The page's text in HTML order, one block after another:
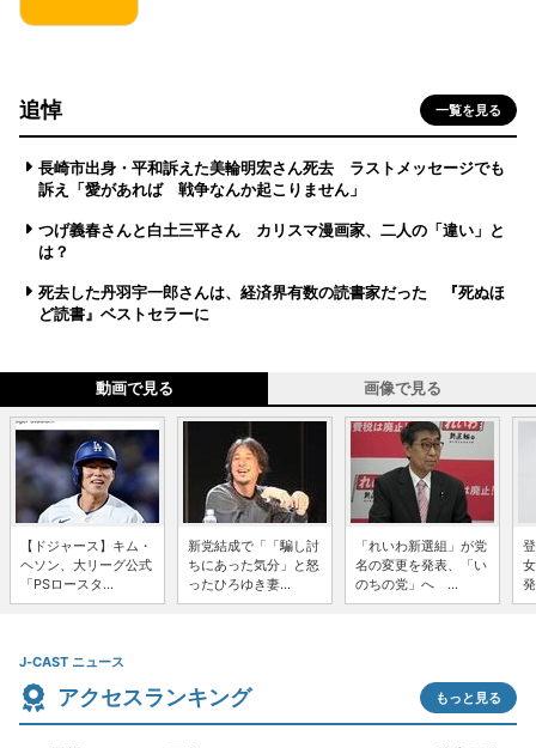
追悼 一覧を見る
長崎市出身・平和訴えた美輪明宏さん死去 ラストメッセージでも
訴え「愛があれば 戦争なんか起こりません」
つげ義春さんと白土三平さん カリスマ漫画家、二人の「違い」と
は？
死去した丹羽宇一郎さんは、経済界有数の読書家だった 『死ぬほ
ど読書』ベストセラーに
動画で見る 画像で見る
【ドジャース】キム・
ヘソン、大リーグ公式
「PSロースタ...
新党結成で「「騙し討
ちにあった気分」と怒
ったひろゆき妻...
「れいわ新選組」が党
名の変更を発表、「い
のちの党」へ ...
J-CAST ニュース
アクセスランキング もっと見る